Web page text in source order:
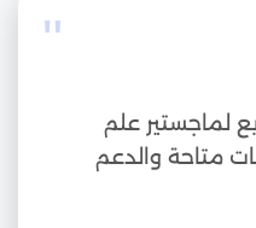
"
لماجستير علم
متاحة والدعم